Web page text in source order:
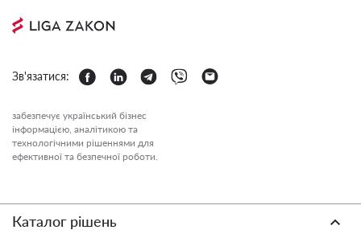
Зв'язатися:
забезпечує український бізнес
інформацією, аналітикою та
технологічними рішеннями для
ефективної та безпечної роботи.
Каталог рішень